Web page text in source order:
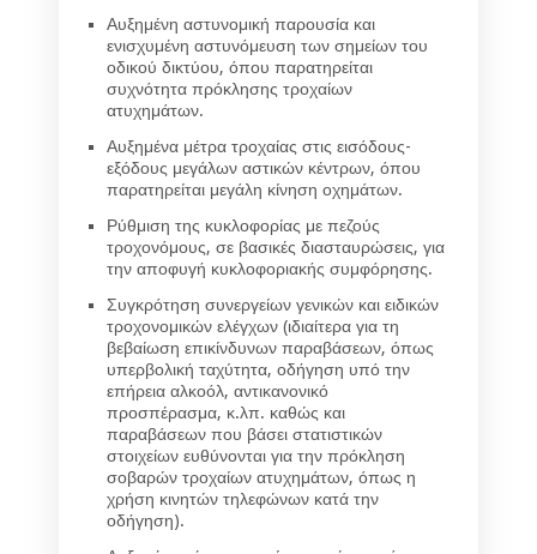
Αυξημένη αστυνομική παρουσία και
ενισχυμένη αστυνόμευση των σημείων του
οδικού δικτύου, όπου παρατηρείται
συχνότητα πρόκλησης τροχαίων
ατυχημάτων.
Αυξημένα μέτρα τροχαίας στις εισόδους-
εξόδους μεγάλων αστικών κέντρων, όπου
παρατηρείται μεγάλη κίνηση οχημάτων.
Ρύθμιση της κυκλοφορίας με πεζούς
τροχονόμους, σε βασικές διασταυρώσεις, για
την αποφυγή κυκλοφοριακής συμφόρησης.
Συγκρότηση συνεργείων γενικών και ειδικών
τροχονομικών ελέγχων (ιδιαίτερα για τη
βεβαίωση επικίνδυνων παραβάσεων, όπως
υπερβολική ταχύτητα, οδήγηση υπό την
επήρεια αλκοόλ, αντικανονικό
προσπέρασμα, κ.λπ. καθώς και
παραβάσεων που βάσει στατιστικών
στοιχείων ευθύνονται για την πρόκληση
σοβαρών τροχαίων ατυχημάτων, όπως η
χρήση κινητών τηλεφώνων κατά την
οδήγηση).